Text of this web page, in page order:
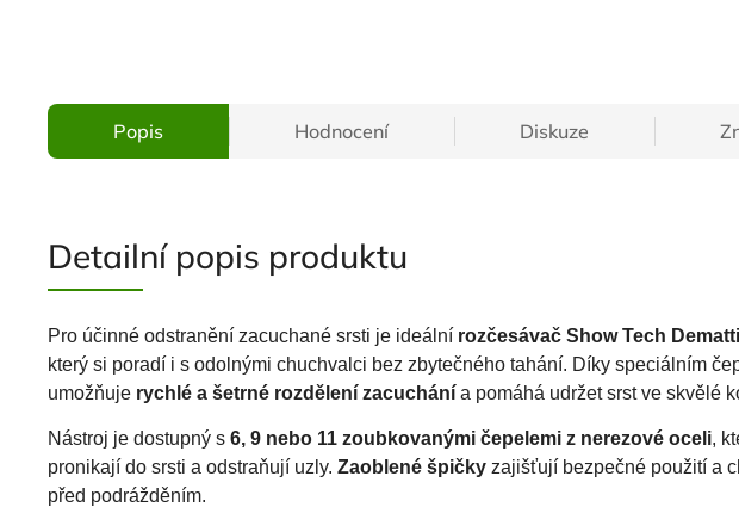
Popis Hodnocení Diskuze
Detailní popis produktu
Pro účinné odstranění zacuchané srsti je ideální rozčesávač Show Tech
který si poradí i s odolnými chuchvalci bez zbytečného tahání. Díky speciálním
umožňuje rychlé a šetrné rozdělení zacuchání a pomáhá udržet srst ve skvělé
Nástroj je dostupný s 6, 9 nebo 11 zoubkovanými čepelemi z nerezové oceli,
pronikají do srsti a odstraňují uzly. Zaoblené špičky zajišťují bezpečné použití a
před podrážděním.